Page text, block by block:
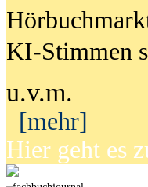
KI-Stimmen
u.v.m.
[mehr]
Hier geht es